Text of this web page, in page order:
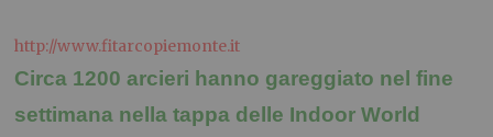
http://www.fitarcopiemonte.it
Circa 1200 arcieri hanno gareggiato nel fine
settimana nella tappa delle Indoor World